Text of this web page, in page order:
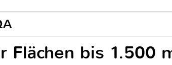
Flächen bis 1.500